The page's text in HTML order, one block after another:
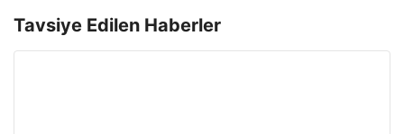
Tavsiye Edilen Haberler